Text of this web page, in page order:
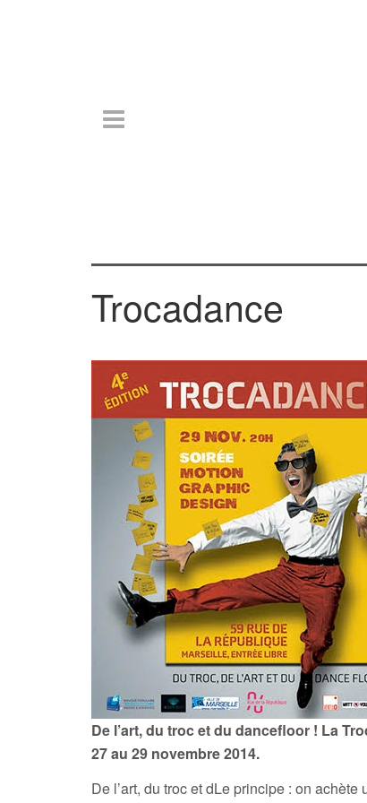
Trocadance
De l’art, du troc et du dancefloor ! La
27 au 29 novembre 2014.
De l’art, du troc et dLe principe : on